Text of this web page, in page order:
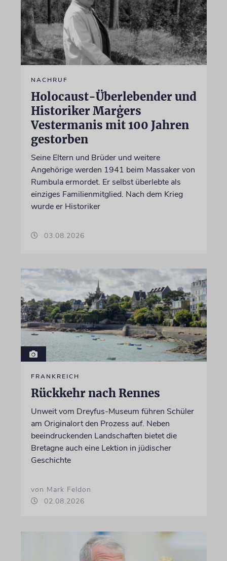
NACHRUF
Holocaust-Überlebender und
Historiker Marģers
Vestermanis mit 100 Jahren
gestorben
Seine Eltern und Brüder und weitere
Angehörige werden 1941 beim Massaker von
Rumbula ermordet. Er selbst überlebte als
einziges Familienmitglied. Nach dem Krieg
wurde er Historiker
03.08.2026
FRANKREICH
Rückkehr nach Rennes
Unweit vom Dreyfus-Museum führen Schüler
am Originalort den Prozess auf. Neben
beeindruckenden Landschaften bietet die
Bretagne auch eine Lektion in jüdischer
Geschichte
von Mark Feldon
02.08.2026